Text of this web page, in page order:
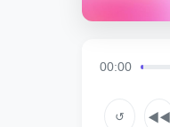
00:00
↺ ◀◀